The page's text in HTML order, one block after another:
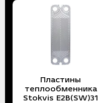
Пластины
теплообменника
Stokvis E2B(SW)31